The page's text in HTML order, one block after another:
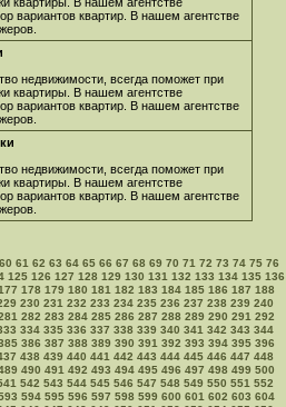
вариантов квартир. В нашем агентстве
недвижимости, всегда поможет при
квартиры. В нашем агентстве
вариантов квартир. В нашем агентстве
недвижимости, всегда поможет при
квартиры. В нашем агентстве
вариантов квартир. В нашем агентстве
60 61 62 63 64 65 66 67 68 69 70 71 72 73 74 75 76
125 126 127 128 129 130 131 132 133 134 135 136
178 179 180 181 182 183 184 185 186 187 188
230 231 232 233 234 235 236 237 238 239 240
282 283 284 285 286 287 288 289 290 291 292
334 335 336 337 338 339 340 341 342 343 344
386 387 388 389 390 391 392 393 394 395 396
438 439 440 441 442 443 444 445 446 447 448
490 491 492 493 494 495 496 497 498 499 500
542 543 544 545 546 547 548 549 550 551 552
594 595 596 597 598 599 600 601 602 603 604